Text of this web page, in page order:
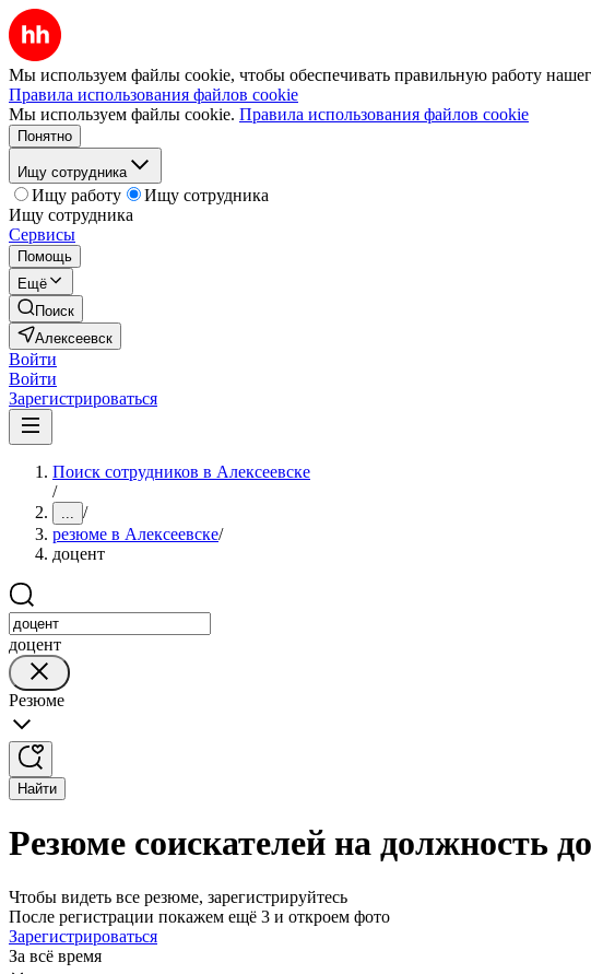
Мы используем файлы cookie, чтобы обеспечивать правильную работу
Правила использования файлов cookie
Мы используем файлы cookie. Правила использования файлов cookie
Понятно
Ищу сотрудника
Ищу работу
Ищу сотрудника
Ищу сотрудника
Сервисы
Помощь
Ещё
Поиск
Алексеевск
Войти
Войти
Зарегистрироваться
Поиск сотрудников в Алексеевске
/
... /
резюме в Алексеевске/
доцент
доцент
Резюме
Найти
Резюме соискателей на должность
Чтобы видеть все резюме, зарегистрируйтесь
После регистрации покажем ещё 3 и откроем фото
Зарегистрироваться
За всё время